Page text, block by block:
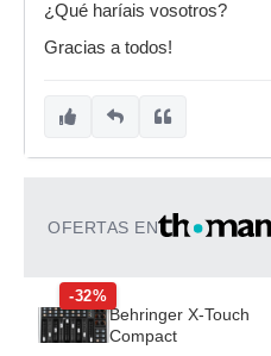
¿Qué haríais vosotros?
Gracias a todos!
OFERTAS EN
-32%
Behringer X-Touch
Compact